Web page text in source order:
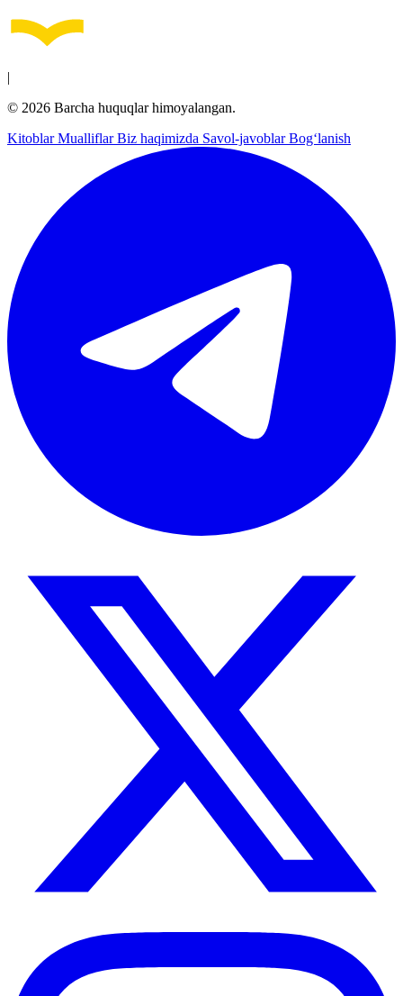
|
© 2026 Barcha huquqlar himoyalangan.
KitoblarMualliflarBiz haqimizda Savol-javoblarBog‘lanish